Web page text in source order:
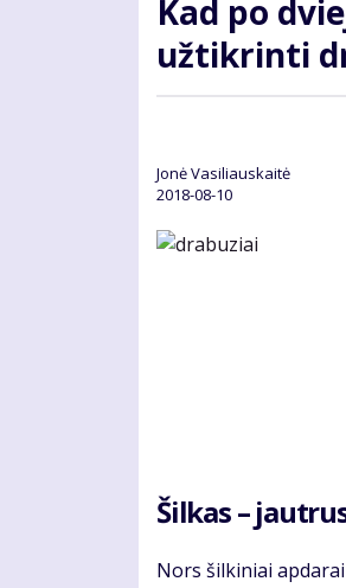
Kad po
užtikrinti
Jonė Vasiliauskaitė
2018-08-10
Šilkas –
Nors šilkiniai